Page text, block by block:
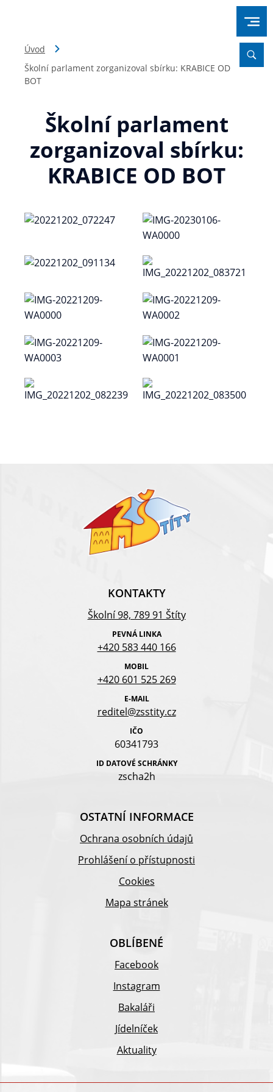
Úvod
Školní parlament zorganizoval sbírku: KRABICE OD
BOT
Školní parlament
zorganizoval sbírku:
KRABICE OD BOT
KONTAKTY
Školní 98, 789 91 Štíty
PEVNÁ LINKA
+420 583 440 166
MOBIL
+420 601 525 269
E-MAIL
reditel@zsstity.cz
IČO
60341793
ID DATOVÉ SCHRÁNKY
zscha2h
OSTATNÍ INFORMACE
Ochrana osobních údajů
Prohlášení o přístupnosti
Cookies
Mapa stránek
OBLÍBENÉ
Facebook
Instagram
Bakaláři
Jídelníček
Aktuality